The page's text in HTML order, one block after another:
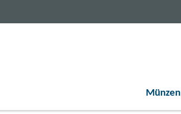
Münzen